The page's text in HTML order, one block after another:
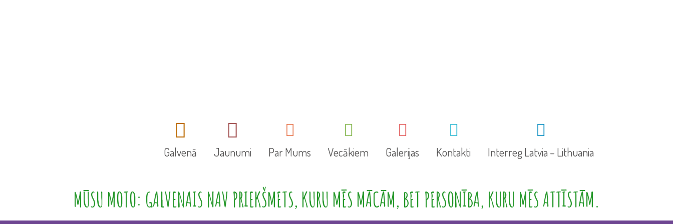
Galvenā Jaunumi Par Mums
Mūsu tradīcijas
Vecākiem
Informācija vecākiem
Galerijas Kontakti Interreg Latvia – Lithuania
MŪSU MOTO: GALVENAIS NAV PRIEKŠMETS, KURU MĒS MĀCĀM, BET PERSONĪBA, KURU MĒS ATTĪSTĀM.